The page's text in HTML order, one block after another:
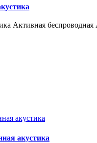
Активная беспроводная
акустика